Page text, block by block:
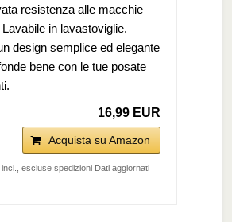
resistenza alle macchie
Lavabile in lavastoviglie.
design semplice ed elegante
bene con le tue posate
16,99 EUR
Acquista su Amazon
escluse spedizioni Dati aggiornati